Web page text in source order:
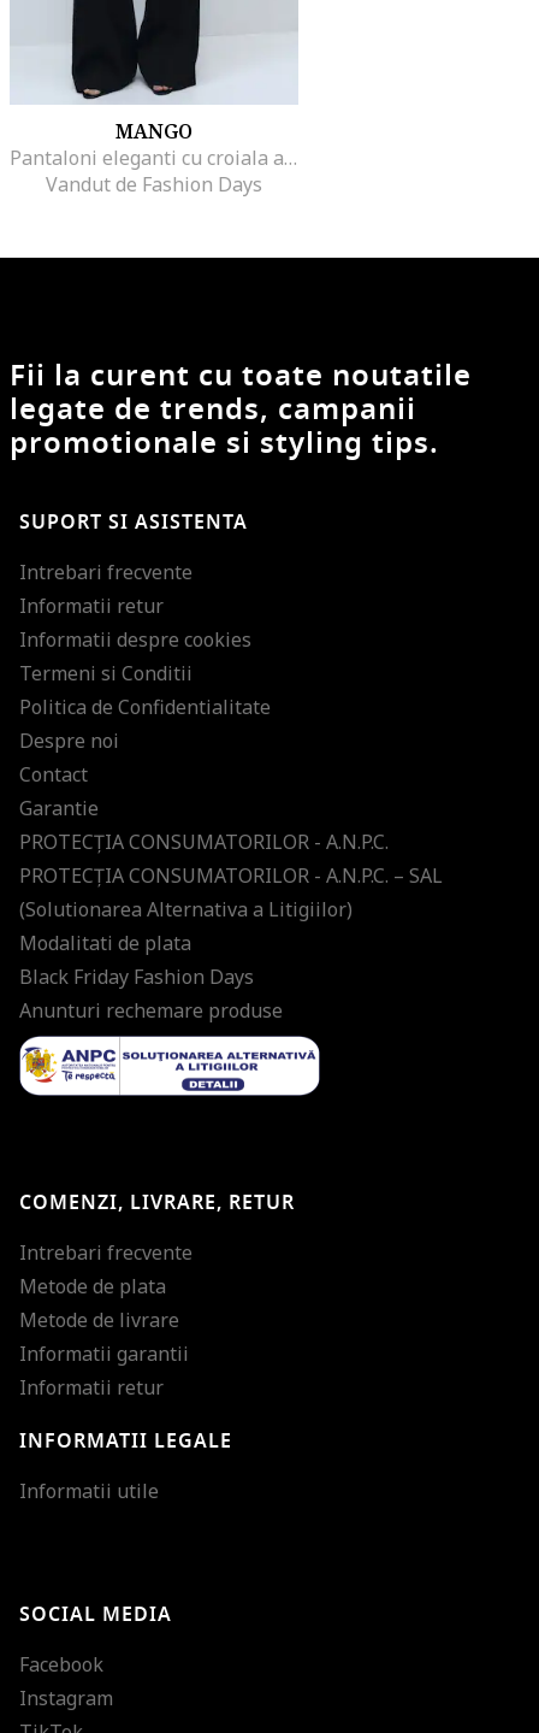
MANGO
Pantaloni eleganti cu croiala ampla, Negru
Vandut de Fashion Days
Fii la curent cu toate noutatile
legate de trends, campanii
promotionale si styling tips.
SUPORT SI ASISTENTA
Intrebari frecvente
Informatii retur
Informatii despre cookies
Termeni si Conditii
Politica de Confidentialitate
Despre noi
Contact
Garantie
PROTECŢIA CONSUMATORILOR - A.N.P.C.
PROTECŢIA CONSUMATORILOR - A.N.P.C. – SAL
(Solutionarea Alternativa a Litigiilor)
Modalitati de plata
Black Friday Fashion Days
Anunturi rechemare produse
COMENZI, LIVRARE, RETUR
Intrebari frecvente
Metode de plata
Metode de livrare
Informatii garantii
Informatii retur
INFORMATII LEGALE
Informatii utile
SOCIAL MEDIA
Facebook
Instagram